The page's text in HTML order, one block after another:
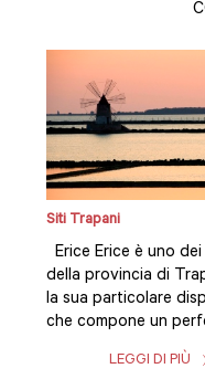
Siti Trapani
Erice Erice è uno
della provincia di
la sua particolare
che compone un
LEGGI DI PIÙ